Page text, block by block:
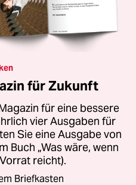
für Zukunft
für eine bessere
vier Ausgaben für
Sie eine Ausgabe von
Buch „Was wäre, wenn
reicht).
Briefkasten